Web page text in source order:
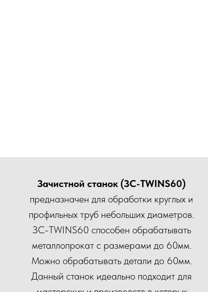
Зачистной станок (ЗС-TWINS60)
предназначен для обработки круглых и
профильных труб небольших диаметров.
ЗС-TWINS60 способен обрабатывать
металлопрокат с размерами до 60мм.
Можно обрабатывать детали до 60мм.
Данный станок идеально подходит для